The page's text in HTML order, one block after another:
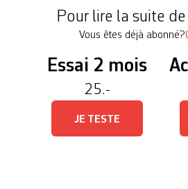
Pour lire la suite
Vous êtes déjà abonné?
Essai 2 mois
25.-
JE TESTE